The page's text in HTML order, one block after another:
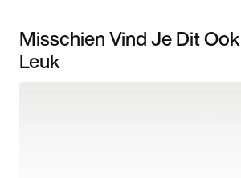
Misschien Vind Je Dit Ook
Leuk